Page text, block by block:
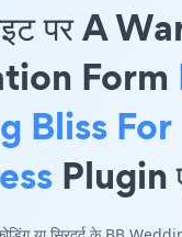
पर A
Form
Bliss For
Plugin